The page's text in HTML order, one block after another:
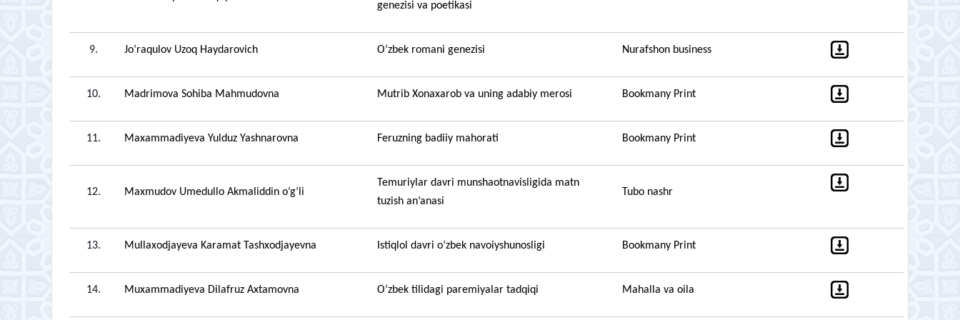
genezisi va poetikasi
9. Jo‘raqulov Uzoq Haydarovich O‘zbek romani genezisi Nurafshon business
10. Madrimova Sohiba Mahmudovna Mutrib Xonaxarob va uning adabiy merosi Bookmany Print
11. Maxammadiyeva Yulduz Yashnarovna Feruzning badiiy mahorati Bookmany Print
12. Maxmudov Umedullo Akmaliddin o‘g‘li
Temuriylar davri munshaotnavisligida matn
tuzish an’anasi
Tubo nashr
13. Mullaxodjayeva Karamat Tashxodjayevna Istiqlol davri o‘zbek navoiyshunosligi Bookmany Print
14. Muxammadiyeva Dilafruz Axtamovna O‘zbek tilidagi paremiyalar tadqiqi Mahalla va oila